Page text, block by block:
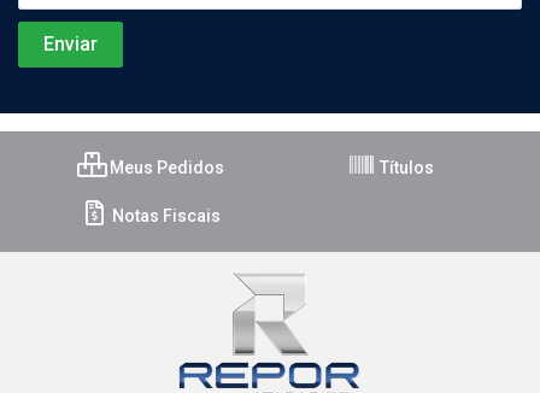
Meus Pedidos Títulos
Notas Fiscais